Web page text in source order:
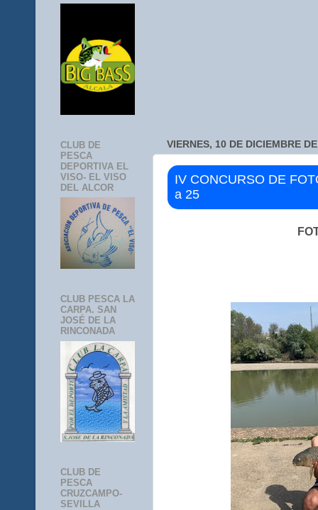
VIERNES, 10 DE DICIEMBRE
IV CONCURSO DE
a 25
CLUB DE
PESCA
DEPORTIVA EL
VISO- EL VISO
DEL ALCOR
CLUB PESCA LA
CARPA. SAN
JOSÉ DE LA
RINCONADA
CLUB DE
PESCA
CRUZCAMPO-
SEVILLA